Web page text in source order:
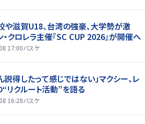
や滋賀U18、台湾の強豪、大学勢が激
クロレラ主催『SC CUP 2026』が開催へ
17:00バスケ
説得したって感じではない」マクシー、レ
リクルート活動”を語る
16:28バスケ